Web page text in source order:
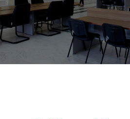
Πανεπιστημιακές Μονάδες